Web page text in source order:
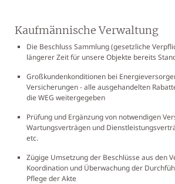
Kaufmännische Verwaltung
Die Beschluss Sammlung (gesetzliche
längerer Zeit für unsere Objekte bereits
Großkundenkonditionen bei
Versicherungen - alle ausgehandelten
die WEG weitergegeben
Prüfung und Ergänzung von notwendigen
Wartungsverträgen und
etc.
Zügige Umsetzung der Beschlüsse aus den
Koordination und Überwachung der
Pflege der Akte